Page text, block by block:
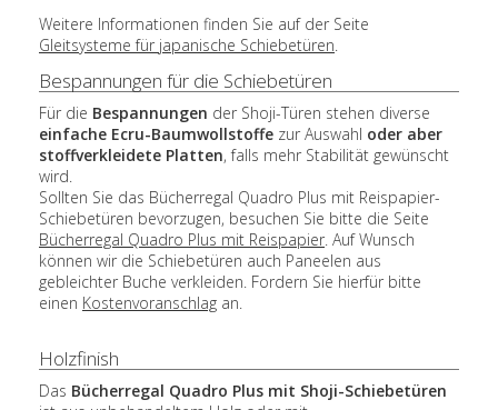
Weitere Informationen finden Sie auf der Seite
Gleitsysteme für japanische Schiebetüren.
Bespannungen für die Schiebetüren
Für die Bespannungen der Shoji-Türen stehen diverse
einfache Ecru-Baumwollstoffe zur Auswahl oder aber
stoffverkleidete Platten, falls mehr Stabilität gewünscht
wird.
Sollten Sie das Bücherregal Quadro Plus mit Reispapier-
Schiebetüren bevorzugen, besuchen Sie bitte die Seite
Bücherregal Quadro Plus mit Reispapier. Auf Wunsch
können wir die Schiebetüren auch Paneelen aus
gebleichter Buche verkleiden. Fordern Sie hierfür bitte
einen Kostenvoranschlag an.
Holzfinish
Das Bücherregal Quadro Plus mit Shoji-Schiebetüren